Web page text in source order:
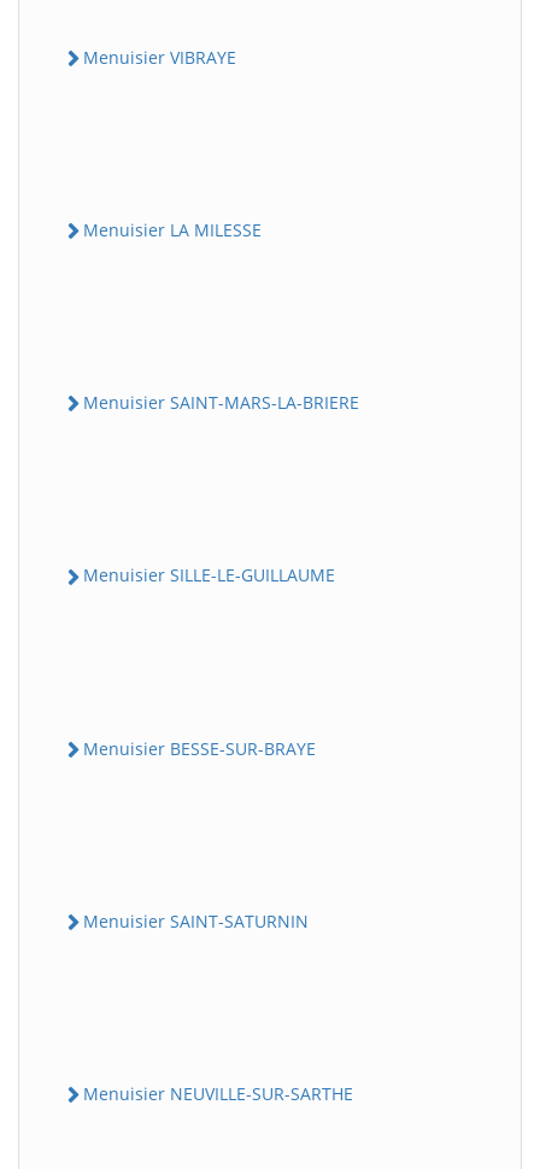
Menuisier VIBRAYE
Menuisier LA MILESSE
Menuisier SAINT-MARS-LA-BRIERE
Menuisier SILLE-LE-GUILLAUME
Menuisier BESSE-SUR-BRAYE
Menuisier SAINT-SATURNIN
Menuisier NEUVILLE-SUR-SARTHE